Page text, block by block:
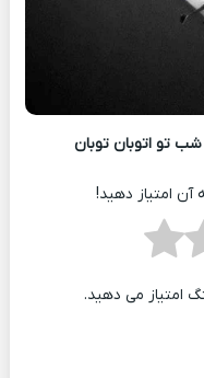
تو اتوبان توبان
امتیاز دهید!
امتیاز می دهید.